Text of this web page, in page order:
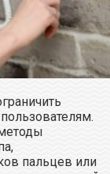
пальцев или